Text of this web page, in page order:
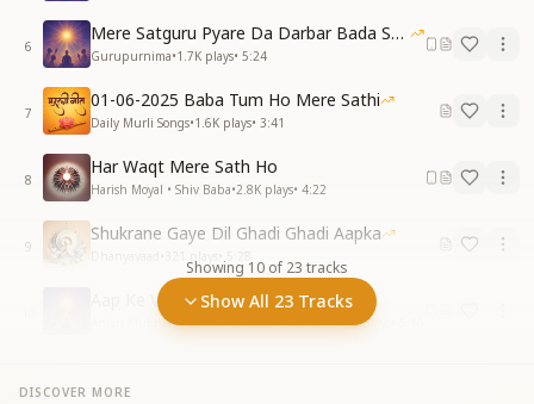
6
Mere Satguru Pyare Da Darbar Bada Sohna Hai
Gurupurnima•1.7K plays• 5:24
7
01-06-2025 Baba Tum Ho Mere Sathi
Daily Murli Songs•1.6K plays• 3:41
8
Har Waqt Mere Sath Ho
Harish Moyal • Shiv Baba•2.8K plays• 4:22
9
Shukrane Gaye Dil Ghadi Ghadi Aapka
5:28
Aap Ke Vardan Se Hum
Anjan Mukharji, Laboni Adhikari • Gurupurnima•132plays
Showing 10 of 23 tracks
Show All 23 Tracks
DISCOVER MORE